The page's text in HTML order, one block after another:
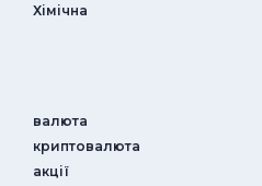
Хімічна
валюта
криптовалюта
акції